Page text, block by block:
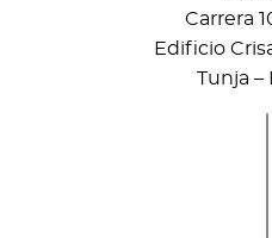
Carrera
Edificio
Tunja –